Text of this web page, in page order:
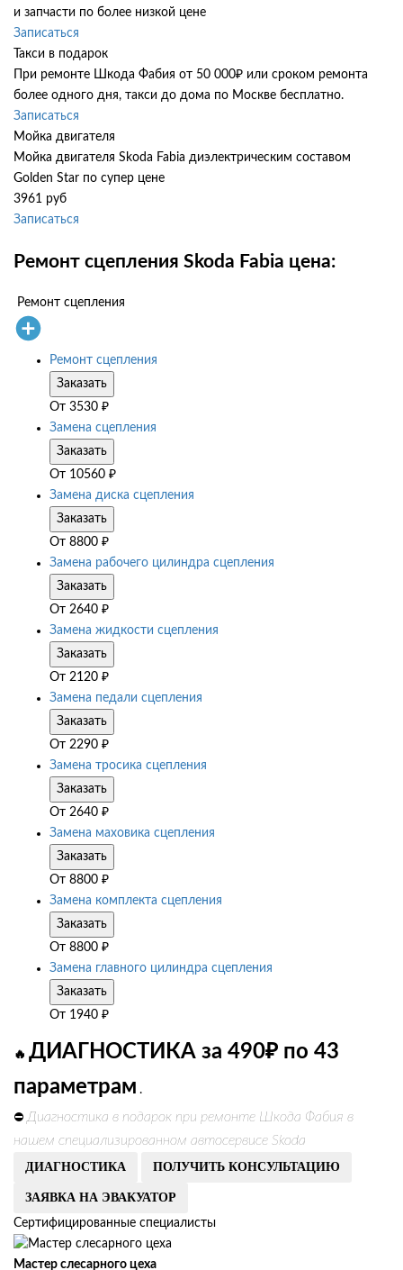
и запчасти по более низкой цене
Записаться
Такси в подарок
При ремонте Шкода Фабия от 50 000₽ или сроком ремонта
более одного дня, такси до дома по Москве бесплатно.
Записаться
Мойка двигателя
Мойка двигателя Skoda Fabia диэлектрическим составом
Golden Star по супер цене
3961 руб
Записаться
Ремонт сцепления Skoda Fabia цена:
Ремонт сцепления
Ремонт сцепления
Заказать
От 3530 ₽
Замена сцепления
Заказать
От 10560 ₽
Замена диска сцепления
Заказать
От 8800 ₽
Замена рабочего цилиндра сцепления
Заказать
От 2640 ₽
Замена жидкости сцепления
Заказать
От 2120 ₽
Замена педали сцепления
Заказать
От 2290 ₽
Замена тросика сцепления
Заказать
От 2640 ₽
Замена маховика сцепления
Заказать
От 8800 ₽
Замена комплекта сцепления
Заказать
От 8800 ₽
Замена главного цилиндра сцепления
Заказать
От 1940 ₽
🔥 ДИАГНОСТИКА за 490₽ по 43
параметрам .
⛔ Диагностика в подарок при ремонте Шкода Фабия в
нашем специализированном автосервисе Skoda
ДИАГНОСТИКА ПОЛУЧИТЬ КОНСУЛЬТАЦИЮ
ЗАЯВКА НА ЭВАКУАТОР
Сертифицированные специалисты
Мастер слесарного цеха